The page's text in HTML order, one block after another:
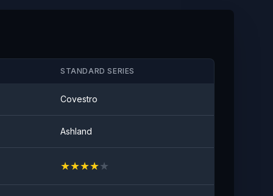
STANDARD SERIES
Covestro
Ashland
★★★★★